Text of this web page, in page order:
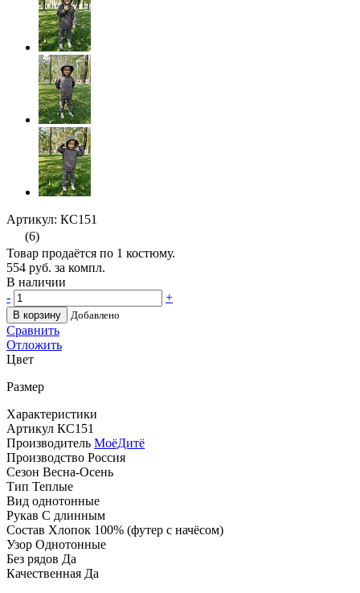
Артикул: КС151
(6)
Товар продаётся по 1 костюму.
554 руб. за компл.
В наличии
-
+
В корзину Добавлено
Сравнить
Отложить
Цвет
Размер
Характеристики
Артикул КС151
Производитель МоёДитё
Производство Россия
Сезон Весна-Осень
Тип Теплые
Вид однотонные
Рукав С длинным
Состав Хлопок 100% (футер с начёсом)
Узор Однотонные
Без рядов Да
Качественная Да